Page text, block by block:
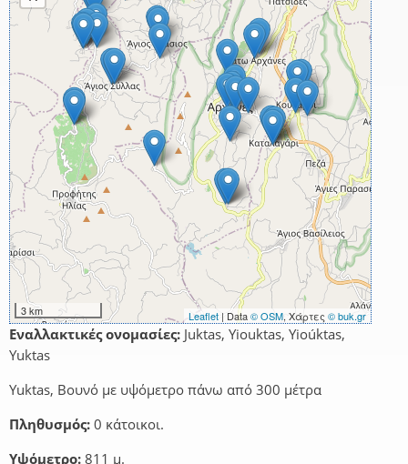
3 km Leaflet | Data© OSM, Χάρτες © buk.gr
Εναλλακτικές ονομασίες: Juktas, Yiouktas, Yioúktas,
Yuktas
Yuktas, Βουνό με υψόμετρο πάνω από 300 μέτρα
Πληθυσμός: 0 κάτοικοι.
Υψόμετρο: 811 μ.